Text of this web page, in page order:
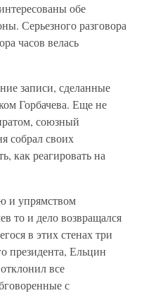
обе
Серьезного разговора
часов велась
записи, сделанные
Горбачева. Еще не
союзный
собрал своих
как реагировать на
и упрямством
то и дело возвращался
в этих стенах три
президента, Ельцин
все
с